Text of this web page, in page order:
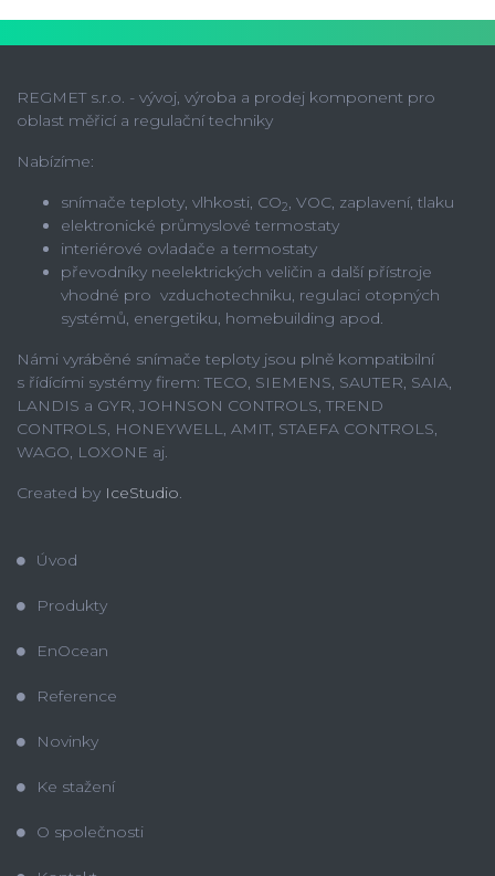
REGMET s.r.o. - vývoj, výroba a prodej komponent pro
oblast měřicí a regulační techniky
Nabízíme:
snímače teploty, vlhkosti, CO2, VOC, zaplavení, tlaku
elektronické průmyslové termostaty
interiérové ovladače a termostaty
převodníky neelektrických veličin a další přístroje
vhodné pro vzduchotechniku, regulaci otopných
systémů, energetiku, homebuilding apod.
Námi vyráběné snímače teploty jsou plně kompatibilní
s řídícími systémy firem: TECO, SIEMENS, SAUTER, SAIA,
LANDIS a GYR, JOHNSON CONTROLS, TREND
CONTROLS, HONEYWELL, AMIT, STAEFA CONTROLS,
WAGO, LOXONE aj.
Created by IceStudio.
Úvod
Produkty
EnOcean
Reference
Novinky
Ke stažení
O společnosti